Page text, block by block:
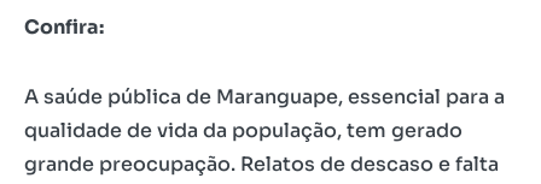
Confira:
A saúde pública de Maranguape, essencial para a
qualidade de vida da população, tem gerado
grande preocupação. Relatos de descaso e falta